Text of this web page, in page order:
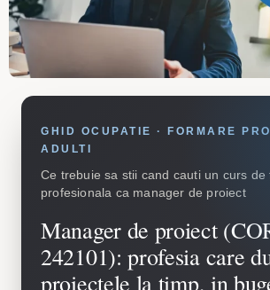
GHID OCUPATIE · FORMARE
ADULTI
Ce trebuie sa stii cand cauti un curs de
profesionala ca manager de proiect
Manager de proiect
242101): profesia care
proiectele la timp, in